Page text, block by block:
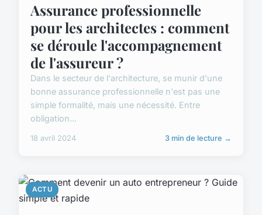
Assurance professionnelle
pour les architectes : comment
se déroule l'accompagnement
de l'assureur ?
Dans le secteur de l'architecture, se munir d'une
bonne assurance professionnelle n'est pas une
simple formalité, mais une nécessité. Entre
obligation...
18 avril 2024 3 min de lecture →
ACTU